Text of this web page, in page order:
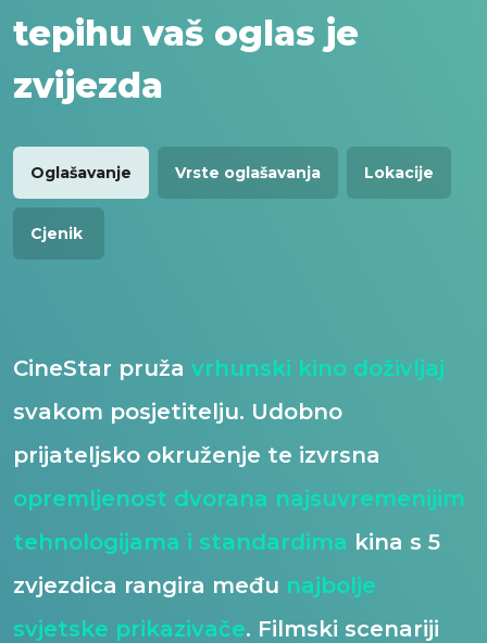
tepihu vaš oglas je
zvijezda
Oglašavanje Vrste oglašavanja Lokacije
Cjenik
CineStar pruža vrhunski kino doživljaj
svakom posjetitelju. Udobno
prijateljsko okruženje te izvrsna
opremljenost dvorana najsuvremenijim
tehnologijama i standardima kina s 5
zvjezdica rangira među najbolje
svjetske prikazivače. Filmski scenariji